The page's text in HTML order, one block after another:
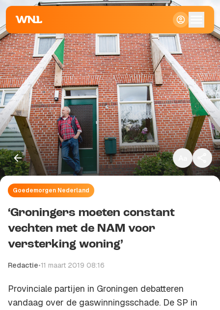
Klein
Standaard
Groot
Goedemorgen Nederland
‘Groningers moeten constant
vechten met de NAM voor
versterking woning’
Redactie•11 maart 2019 08:16
Provinciale partijen in Groningen debatteren
vandaag over de gaswinningsschade. De SP in